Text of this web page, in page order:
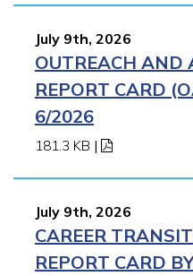
July 9th, 2026
OUTREACH AND
REPORT CARD
6/2026
181.3 KB |
July 9th, 2026
CAREER
REPORT CARD